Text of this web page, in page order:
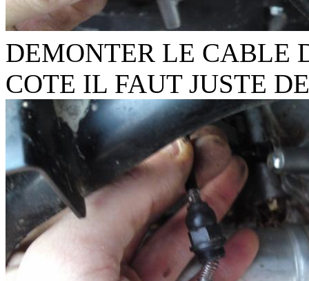
DEMONTER LE CABLE
COTE IL FAUT JUSTE